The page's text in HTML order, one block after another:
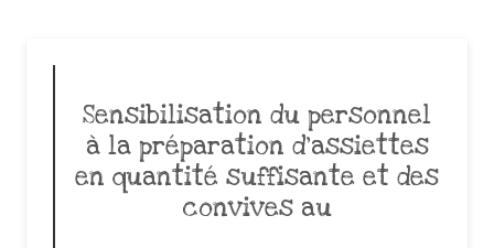
Sensibilisation du personnel
à la préparation d’assiettes
en quantité suffisante et des
convives au